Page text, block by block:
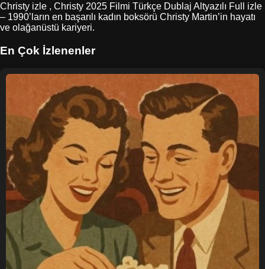
Christy izle , Christy 2025 Filmi Türkçe Dublaj Altyazılı Full izle
– 1990’ların en başarılı kadın boksörü Christy Martin’in hayatı
ve olağanüstü kariyeri.
En Çok İzlenenler